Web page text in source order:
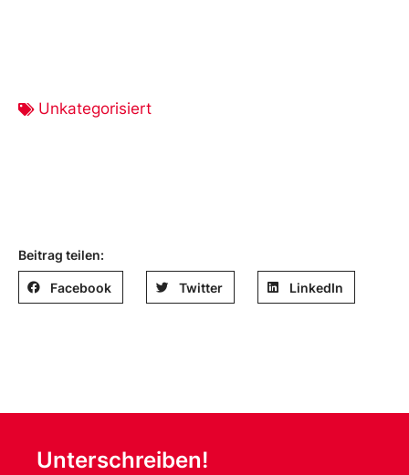
Unkategorisiert
Beitrag teilen:
Facebook Twitter LinkedIn
Unterschreiben!